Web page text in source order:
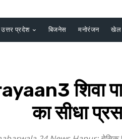
उत्तर प्रदेश बिजनेस मनोरंजन खेल
शिवा
का सीधा